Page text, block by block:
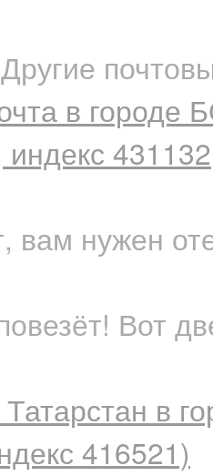
в
431132
вам нужен
Вот
Татарстан в
416521)